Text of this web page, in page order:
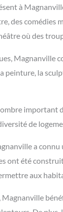
à
des comédies
où des
peinture, la
important
de
a
ont été
aux